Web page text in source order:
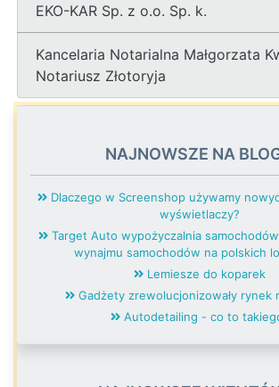
EKO-KAR Sp. z o.o. Sp. k.
Kancelaria Notarialna Małgorzata
Notariusz Złotoryja
NAJNOWSZE NA
Dlaczego w Screenshop używamy
wyświetlaczy?
Target Auto wypożyczalnia
wynajmu samochodów na polskich
Lemiesze do koparek
Gadżety zrewolucjonizowały rynek
Autodetailing - co to